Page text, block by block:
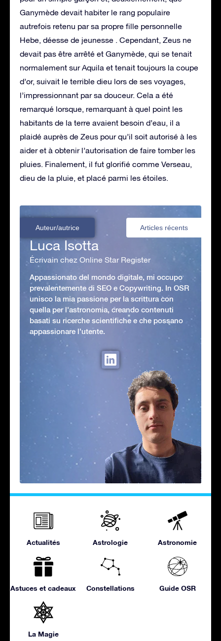
Ganymède devait habiter le rang populaire
autrefois retenu par sa propre fille personnelle
Hebe, déesse de jeunesse . Cependant, Zeus ne
devait pas être arrêté et Ganymède, qui se tenait
normalement sur Aquila et tenait toujours la coupe
d’or, suivait le terrible dieu lors de ses voyages,
l’impressionnant par sa douceur. Cela a été
remarqué lorsque, remarquant à quel point les
habitants de la terre avaient besoin d’eau, il a
plaidé auprès de Zeus pour qu’il soit autorisé à les
aider et à obtenir l’autorisation de faire tomber les
pluies. Finalement, il fut glorifié comme Verseau,
dieu de la pluie, et placé parmi les étoiles.
Auteur/autrice Articles récents
Luca Isotta
Écrivain chez Online Star Register
Appassionato del mondo digitale, mi occupo
prevalentemente di SEO e Copywriting. In OSR
unisco la mia passione per la scrittura con
quella per l'astronomia, creando contenuti
basati su ricerche scientifiche e che possano
appassionare l'utente.
Actualités Astrologie Astronomie
Astuces et cadeaux Constellations Guide OSR
La Magie